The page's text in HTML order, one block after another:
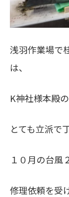
浅羽作業場で
は、
K神社様本殿
とても立派で
１０月の台風
修理依頼を受